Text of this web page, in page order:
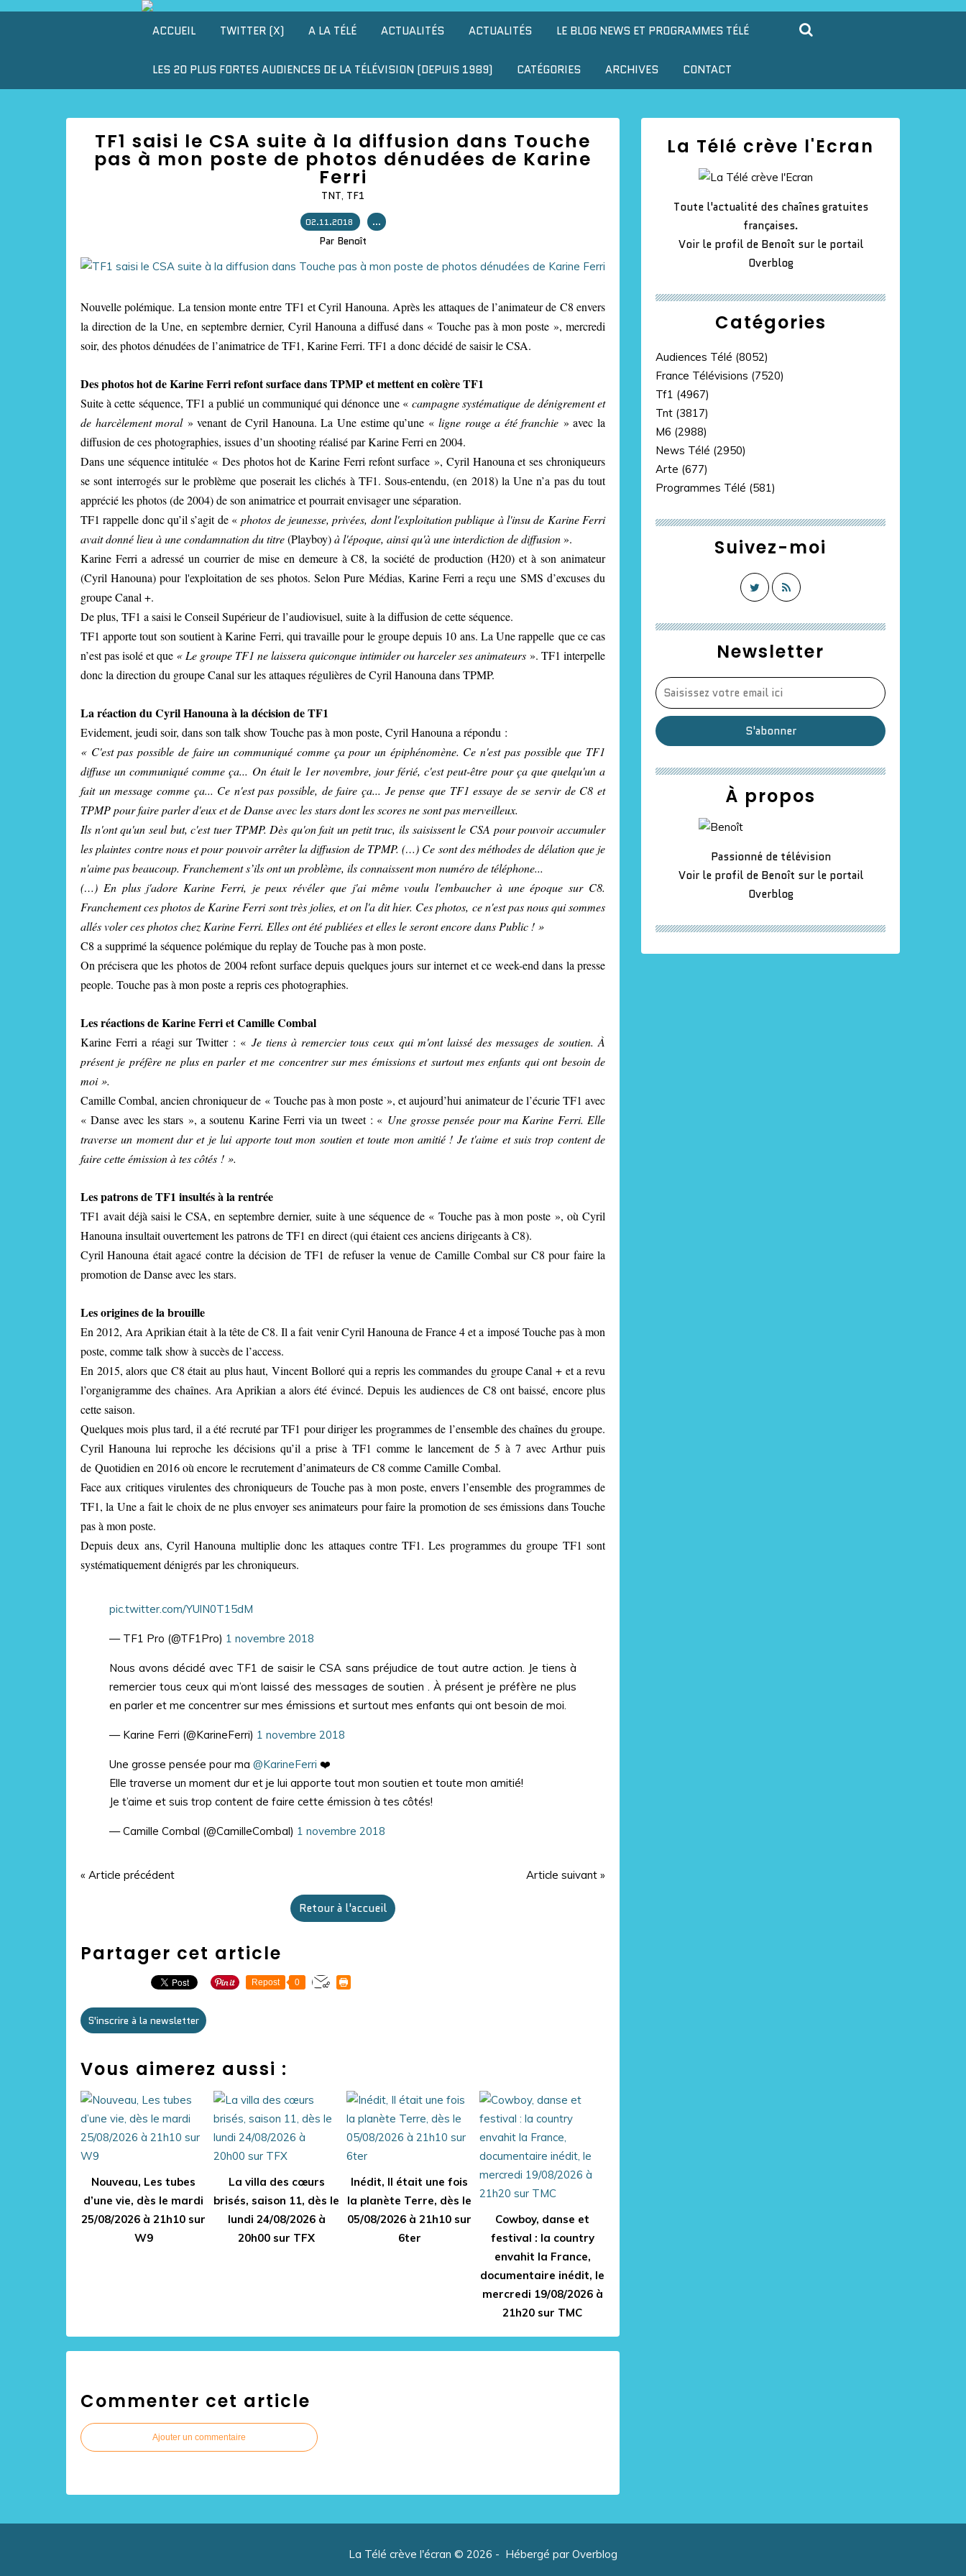
ACCUEIL TWITTER (X) A LA TÉLÉ ACTUALITÉS ACTUALITÉS LE BLOG NEWS ET PROGRAMMES TÉLÉ
LES 20 PLUS FORTES AUDIENCES DE LA TÉLÉVISION (DEPUIS 1989) CATÉGORIES ARCHIVES CONTACT
TF1 saisi le CSA suite à la diffusion dans Touche
pas à mon poste de photos dénudées de Karine
Ferri
TNT, TF1
02.11.2018 …
Par Benoît
Nouvelle polémique. La tension monte entre TF1 et Cyril Hanouna. Après les attaques de l’animateur de C8 envers
la direction de la Une, en septembre dernier, Cyril Hanouna a diffusé dans « Touche pas à mon poste », mercredi
soir, des photos dénudées de l’animatrice de TF1, Karine Ferri. TF1 a donc décidé de saisir le CSA.
Des photos hot de Karine Ferri refont surface dans TPMP et mettent en colère TF1
Suite à cette séquence, TF1 a publié un communiqué qui dénonce une «campagne systématique de dénigrement et
de harcèlement moral» venant de Cyril Hanouna. La Une estime qu’une «ligne rouge a été franchie » avec la
diffusion de ces photographies, issues d’un shooting réalisé par Karine Ferri en 2004.
Dans une séquence intitulée « Des photos hot de Karine Ferri refont surface », Cyril Hanouna et ses chroniqueurs
se sont interrogés sur le problème que poserait les clichés à TF1. Sous-entendu, (en 2018) la Une n’a pas du tout
apprécié les photos (de 2004) de son animatrice et pourrait envisager une séparation.
TF1 rappelle donc qu’il s’agit de «photos de jeunesse, privées, dont l'exploitation publique à l'insu de Karine Ferri
avait donné lieu à une condamnation du titre(Playboy)à l'époque, ainsi qu'à une interdiction de diffusion».
Karine Ferri a adressé un courrier de mise en demeure à C8, la société de production (H20) et à son animateur
(Cyril Hanouna) pour l'exploitation de ses photos. Selon Pure Médias, Karine Ferri a reçu une SMS d’excuses du
groupe Canal +.
De plus, TF1 a saisi le Conseil Supérieur de l’audiovisuel, suite à la diffusion de cette séquence.
TF1 apporte tout son soutient à Karine Ferri, qui travaille pour le groupe depuis 10 ans. La Une rappelle que ce cas
n’est pas isolé et que « Le groupe TF1 ne laissera quiconque intimider ou harceler ses animateurs ». TF1 interpelle
donc la direction du groupe Canal sur les attaques régulières de Cyril Hanouna dans TPMP.
La réaction du Cyril Hanouna à la décision de TF1
Evidement, jeudi soir, dans son talk show Touche pas à mon poste, Cyril Hanouna a répondu :
« C'est pas possible de faire un communiqué comme ça pour un épiphénomène. Ce n'est pas possible que TF1
diffuse un communiqué comme ça... On était le 1er novembre, jour férié, c'est peut-être pour ça que quelqu'un a
fait un message comme ça... Ce n'est pas possible, de faire ça... Je pense que TF1 essaye de se servir de C8 et
TPMP pour faire parler d'eux et de Danse avec les stars dont les scores ne sont pas merveilleux.
Ils n'ont qu'un seul but, c'est tuer TPMP. Dès qu'on fait un petit truc, ils saisissent le CSA pour pouvoir accumuler
les plaintes contre nous et pour pouvoir arrêter la diffusion de TPMP. (…) Ce sont des méthodes de délation que je
n'aime pas beaucoup. Franchement s’ils ont un problème, ils connaissent mon numéro de téléphone...
(…) En plus j'adore Karine Ferri, je peux révéler que j'ai même voulu l'embaucher à une époque sur C8.
Franchement ces photos de Karine Ferri sont très jolies, et on l'a dit hier. Ces photos, ce n'est pas nous qui sommes
allés voler ces photos chez Karine Ferri. Elles ont été publiées et elles le seront encore dans Public ! »
C8 a supprimé la séquence polémique du replay de Touche pas à mon poste.
On précisera que les photos de 2004 refont surface depuis quelques jours sur internet et ce week-end dans la presse
people. Touche pas à mon poste a repris ces photographies.
Les réactions de Karine Ferri et Camille Combal
Karine Ferri a réagi sur Twitter : « Je tiens à remercier tous ceux qui m'ont laissé des messages de soutien. À
présent je préfère ne plus en parler et me concentrer sur mes émissions et surtout mes enfants qui ont besoin de
moi ».
Camille Combal, ancien chroniqueur de « Touche pas à mon poste », et aujourd’hui animateur de l’écurie TF1 avec
« Danse avec les stars », a soutenu Karine Ferri via un tweet : « Une grosse pensée pour ma Karine Ferri. Elle
traverse un moment dur et je lui apporte tout mon soutien et toute mon amitié ! Je t'aime et suis trop content de
faire cette émission à tes côtés ! ».
Les patrons de TF1 insultés à la rentrée
TF1 avait déjà saisi le CSA, en septembre dernier, suite à une séquence de « Touche pas à mon poste », où Cyril
Hanouna insultait ouvertement les patrons de TF1 en direct (qui étaient ces anciens dirigeants à C8).
Cyril Hanouna était agacé contre la décision de TF1 de refuser la venue de Camille Combal sur C8 pour faire la
promotion de Danse avec les stars.
Les origines de la brouille
En 2012, Ara Aprikian était à la tête de C8. Il a fait venir Cyril Hanouna de France 4 et a imposé Touche pas à mon
poste, comme talk show à succès de l’access.
En 2015, alors que C8 était au plus haut, Vincent Bolloré qui a repris les commandes du groupe Canal + et a revu
l’organigramme des chaînes. Ara Aprikian a alors été évincé. Depuis les audiences de C8 ont baissé, encore plus
cette saison.
Quelques mois plus tard, il a été recruté par TF1 pour diriger les programmes de l’ensemble des chaînes du groupe.
Cyril Hanouna lui reproche les décisions qu’il a prise à TF1 comme le lancement de 5 à 7 avec Arthur puis
de Quotidien en 2016 où encore le recrutement d’animateurs de C8 comme Camille Combal.
Face aux critiques virulentes des chroniqueurs de Touche pas à mon poste, envers l’ensemble des programmes de
TF1, la Une a fait le choix de ne plus envoyer ses animateurs pour faire la promotion de ses émissions dans Touche
pas à mon poste.
Depuis deux ans, Cyril Hanouna multiplie donc les attaques contre TF1. Les programmes du groupe TF1 sont
systématiquement dénigrés par les chroniqueurs.
pic.twitter.com/YUlN0T15dM
— TF1 Pro (@TF1Pro) 1 novembre 2018
Nous avons décidé avec TF1 de saisir le CSA sans préjudice de tout autre action. Je tiens à
remercier tous ceux qui m’ont laissé des messages de soutien . À présent je préfère ne plus
en parler et me concentrer sur mes émissions et surtout mes enfants qui ont besoin de moi.
— Karine Ferri (@KarineFerri) 1 novembre 2018
Une grosse pensée pour ma @KarineFerri ❤️
Elle traverse un moment dur et je lui apporte tout mon soutien et toute mon amitié!
Je t’aime et suis trop content de faire cette émission à tes côtés!
— Camille Combal (@CamilleCombal) 1 novembre 2018
« Article précédent Article suivant »
Retour à l'accueil
Partager cet article
Repost 0
S'inscrire à la newsletter
Vous aimerez aussi :
Nouveau, Les tubes
d’une vie, dès le mardi
25/08/2026 à 21h10 sur
W9
La villa des cœurs
brisés, saison 11, dès le
lundi 24/08/2026 à
20h00 sur TFX
Inédit, Il était une fois
la planète Terre, dès le
05/08/2026 à 21h10 sur
6ter
Cowboy, danse et
festival : la country
envahit la France,
documentaire inédit, le
mercredi 19/08/2026 à
21h20 sur TMC
Commenter cet article
Ajouter un commentaire
Newsletter
Catégories
Audiences Télé (8052)
France Télévisions (7520)
Tf1 (4967)
Tnt (3817)
M6 (2988)
News Télé (2950)
Arte (677)
Programmes Télé (581)
La Télé crève l'Ecran
Toute l'actualité des chaînes gratuites
françaises.
Voir le profil de Benoît sur le portail
Overblog
Suivez-moi
À propos
Passionné de télévision
Voir le profil de Benoît sur le portail
Overblog
La Télé crève l'écran © 2026 - Hébergé par Overblog